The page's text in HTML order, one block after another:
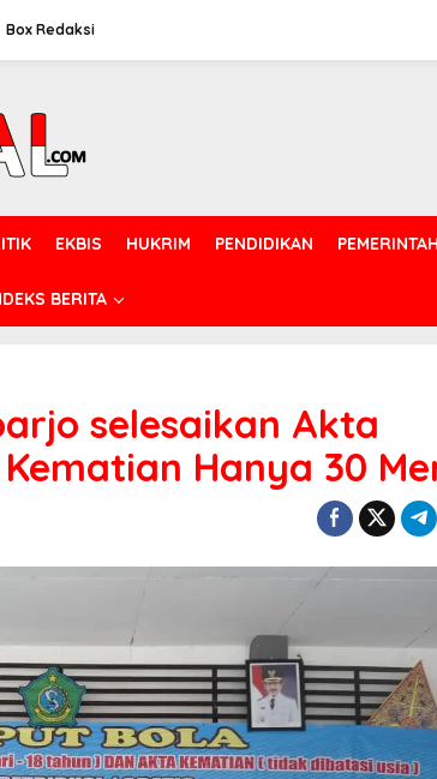
Box Redaksi
EKBIS HUKRIM PENDIDIKAN PEMERINTAH
BERITA
selesaikan Akta
Hanya 30